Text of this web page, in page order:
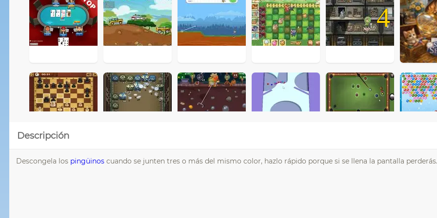
4
Descripción
Descongela los pingüinos cuando se junten tres o más del mismo color, hazlo rápido porque si se llena la pantalla perderás.